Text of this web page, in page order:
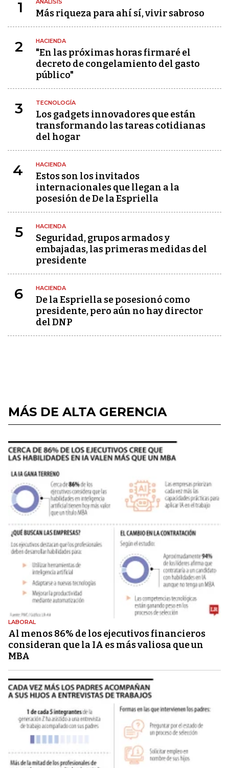
1 ANÁLISIS
Más riqueza para ahí sí, vivir sabroso
2 HACIENDA
"En las próximas horas firmaré el
decreto de congelamiento del gasto
público"
3 TECNOLOGÍA
Los gadgets innovadores que están
transformando las tareas cotidianas
del hogar
4 HACIENDA
Estos son los invitados
internacionales que llegan a la
posesión de De la Espriella
5 HACIENDA
Seguridad, grupos armados y
embajadas, las primeras medidas del
presidente
6 HACIENDA
De la Espriella se posesionó como
presidente, pero aún no hay director
del DNP
MÁS DE ALTA GERENCIA
LABORAL
Al menos 86% de los ejecutivos financieros
consideran que la IA es más valiosa que un
MBA